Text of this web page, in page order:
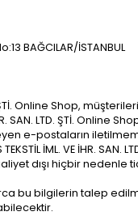
BAĞCILAR/İSTANBUL
ŞTİ. Online Shop,
İHR. SAN. LTD. ŞTİ.
e-postaların
İML. VE İHR.
dışı hiçbir
bu bilgilerin talep